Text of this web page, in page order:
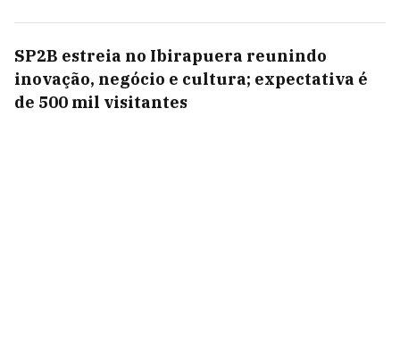
SP2B estreia no Ibirapuera reunindo
inovação, negócio e cultura; expectativa é
de 500 mil visitantes